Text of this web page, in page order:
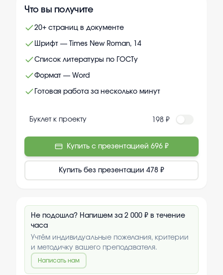
Что вы получите
20+ страниц в документе
Шрифт — Times New Roman, 14
Список литературы по ГОСТу
Формат — Word
Готовая работа за несколько минут
Буклет к проекту 198 ₽
Купить с презентацией 696 ₽
Купить без презентации 478 ₽
Не подошла? Напишем за 2 000 ₽ в течение
часа
Учтём индивидуальные пожелания, критерии
и методичку вашего преподавателя.
Написать нам